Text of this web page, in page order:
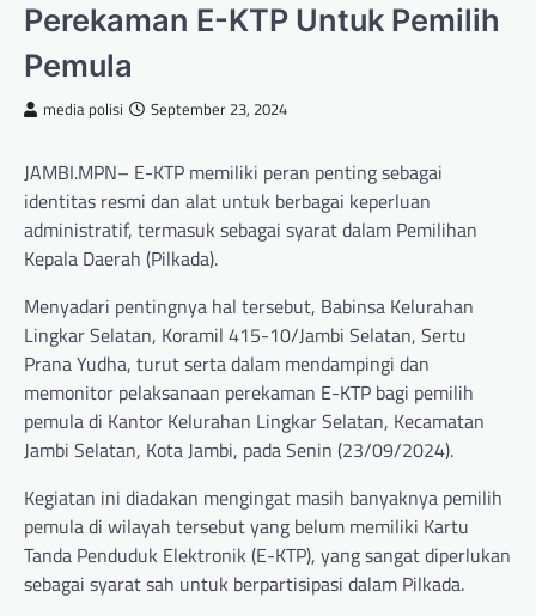
Perekaman E-KTP Untuk Pemilih
Pemula
media polisi September 23, 2024
JAMBI.MPN– E-KTP memiliki peran penting sebagai
identitas resmi dan alat untuk berbagai keperluan
administratif, termasuk sebagai syarat dalam Pemilihan
Kepala Daerah (Pilkada).
Menyadari pentingnya hal tersebut, Babinsa Kelurahan
Lingkar Selatan, Koramil 415-10/Jambi Selatan, Sertu
Prana Yudha, turut serta dalam mendampingi dan
memonitor pelaksanaan perekaman E-KTP bagi pemilih
pemula di Kantor Kelurahan Lingkar Selatan, Kecamatan
Jambi Selatan, Kota Jambi, pada Senin (23/09/2024).
Kegiatan ini diadakan mengingat masih banyaknya pemilih
pemula di wilayah tersebut yang belum memiliki Kartu
Tanda Penduduk Elektronik (E-KTP), yang sangat diperlukan
sebagai syarat sah untuk berpartisipasi dalam Pilkada.